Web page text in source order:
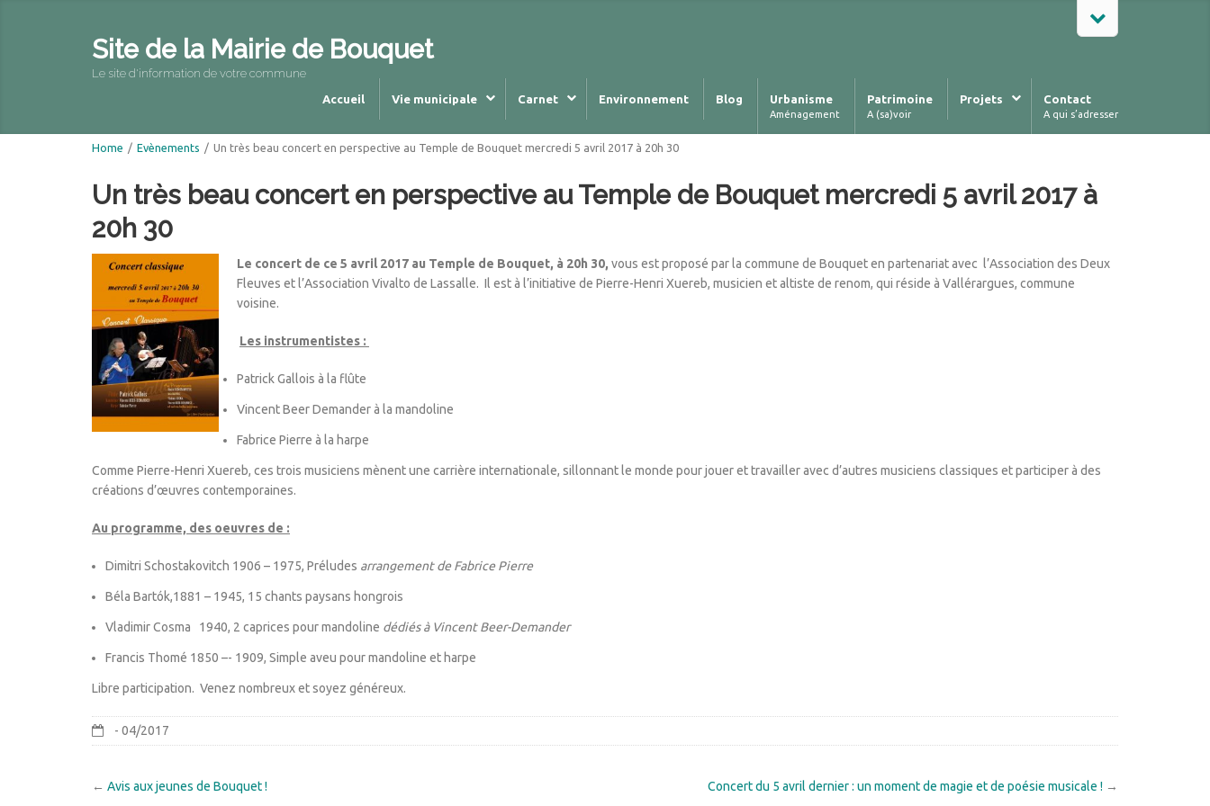
Site de la Mairie de Bouquet
Le site d'information de votre commune
Accueil Vie municipale Carnet Environnement Blog Urbanisme
Aménagement
Patrimoine
A (sa)voir
Projets Contact
A qui s’adresser
Home / Evènements / Un très beau concert en perspective au Temple de Bouquet mercredi 5 avril 2017 à 20h 30
Un très beau concert en perspective au Temple de Bouquet mercredi 5 avril 2017 à
20h 30
Le concert de ce 5 avril 2017 au Temple de Bouquet, à 20h 30, vous est proposé par la commune de Bouquet en partenariat avec l’Association des Deux
Fleuves et l’Association Vivalto de Lassalle. Il est à l’initiative de Pierre-Henri Xuereb, musicien et altiste de renom, qui réside à Vallérargues, commune
voisine.
Les instrumentistes :
Patrick Gallois à la flûte
Vincent Beer Demander à la mandoline
Fabrice Pierre à la harpe
Comme Pierre-Henri Xuereb, ces trois musiciens mènent une carrière internationale, sillonnant le monde pour jouer et travailler avec d’autres musiciens classiques et participer à des
créations d’œuvres contemporaines.
Au programme, des oeuvres de :
Dimitri Schostakovitch 1906 – 1975, Préludes arrangement de Fabrice Pierre
Béla Bartók,1881 – 1945, 15 chants paysans hongrois
Vladimir Cosma 1940, 2 caprices pour mandoline dédiés à Vincent Beer-Demander
Francis Thomé 1850 –- 1909, Simple aveu pour mandoline et harpe
Libre participation. Venez nombreux et soyez généreux.
- 04/2017
Concert du 5 avril dernier : un moment de magie et de poésie musicale ! →
← Avis aux jeunes de Bouquet !